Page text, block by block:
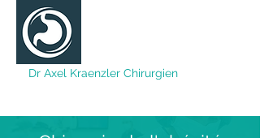
Dr Axel Kraenzler Chirurgien